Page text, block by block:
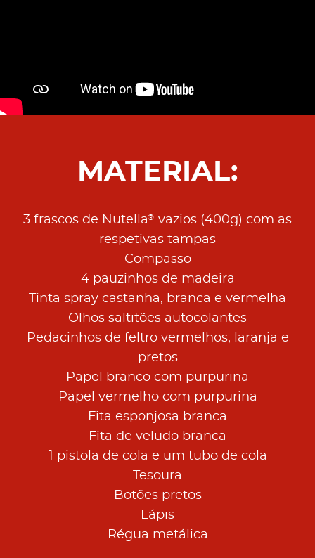
MATERIAL:
3 frascos de Nutella® vazios (400g) com as
respetivas tampas
Compasso
4 pauzinhos de madeira
Tinta spray castanha, branca e vermelha
Olhos saltitões autocolantes
Pedacinhos de feltro vermelhos, laranja e
pretos
Papel branco com purpurina
Papel vermelho com purpurina
Fita esponjosa branca
Fita de veludo branca
1 pistola de cola e um tubo de cola
Tesoura
Botões pretos
Lápis
Régua metálica